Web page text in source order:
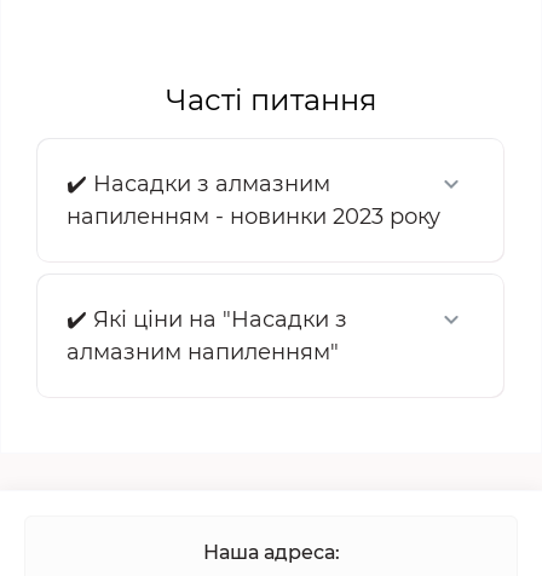
Часті питання
✔️ Насадки з алмазним
напиленням - новинки 2023 року
✔️ Які ціни на "Насадки з
алмазним напиленням"
Наша адреса: